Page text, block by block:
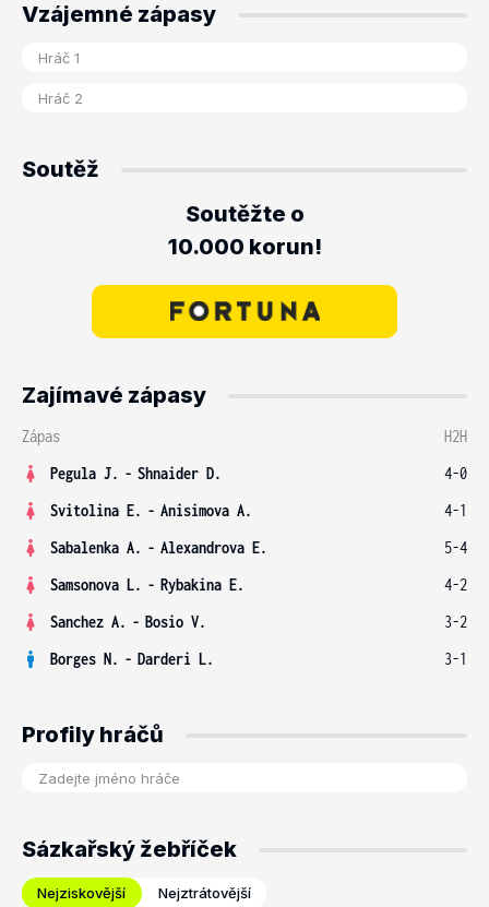
Vzájemné zápasy
Soutěž
Soutěžte o
10.000 korun!
Zajímavé zápasy
Zápas
H2H
Pegula J. - Shnaider D.
4-0
Svitolina E. - Anisimova A.
4-1
Sabalenka A. - Alexandrova E.
5-4
Samsonova L. - Rybakina E.
4-2
Sanchez A. - Bosio V.
3-2
Borges N. - Darderi L. 3-1
Profily hráčů
Sázkařský žebříček
Nejziskovější Nejztrátovější